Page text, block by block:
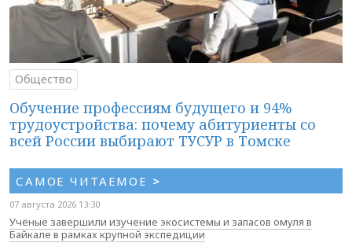
Общество
Обучение профессиям будущего и 94%
трудоустройства: почему абитуриенты со
всей России выбирают ТУСУР в Томске
САМОЕ ЧИТАЕМОЕ >
07 августа 2026 13:30
Учёные завершили изучение экосистемы и запасов омуля в
Байкале в рамках крупной экспедиции